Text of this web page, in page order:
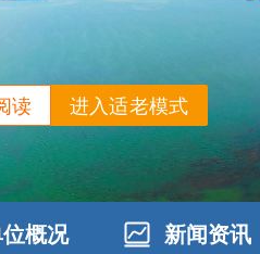
进入适老模式
读
概况 新闻资讯